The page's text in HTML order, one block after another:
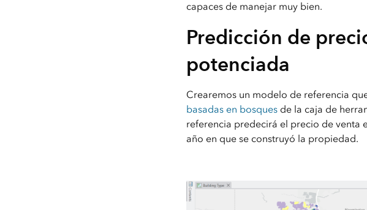
capaces de manejar muy bien.
Predicción de
potenciada
Crearemos un modelo de referencia
basadas en bosquesde la caja de
referencia predecirá el precio de venta
año en que se construyó la propiedad.